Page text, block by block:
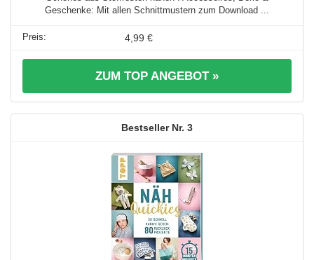
Geschenke: Mit allen Schnittmustern zum Download ...
4,99 €
ZUM TOP ANGEBOT »
3